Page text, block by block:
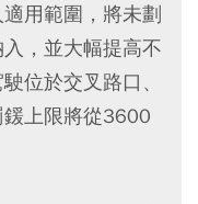
用範圍，將未劃
，並大幅提高不
位於交叉路口、
上限將從3600